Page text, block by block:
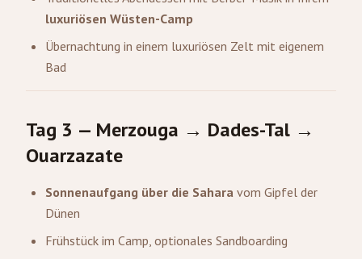
luxuriösen Wüsten-Camp
Übernachtung in einem luxuriösen Zelt mit eigenem
Bad
Tag 3 — Merzouga → Dades-Tal →
Ouarzazate
Sonnenaufgang über die Sahara vom Gipfel der
Dünen
Frühstück im Camp, optionales Sandboarding